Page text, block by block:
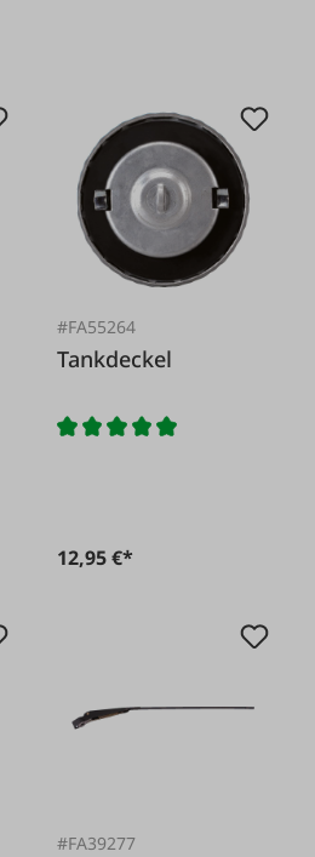
#FA55264
Tankdeckel
12,95 €*
#FA39277